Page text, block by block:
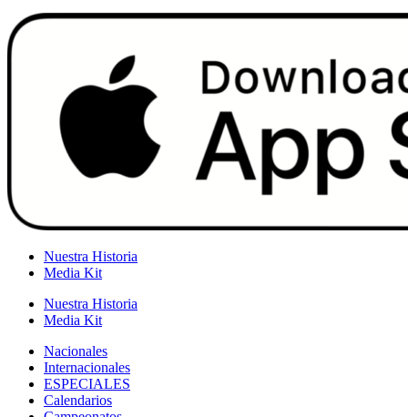
Nuestra Historia
Media Kit
Nuestra Historia
Media Kit
Nacionales
Internacionales
ESPECIALES
Calendarios